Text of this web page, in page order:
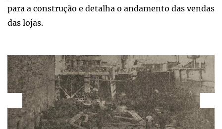
para a construção e detalha o andamento das vendas
das lojas.